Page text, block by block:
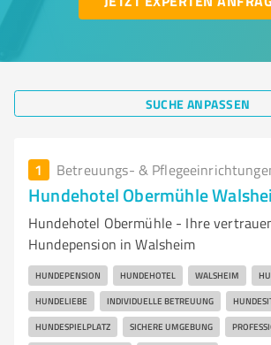
SUCHE ANPASSEN
1 Betreuungs- &
Hundehotel Obermühle
Hundehotel Obermühle - Ihre
Hundepension in Walsheim
HUNDEPENSION HUNDEHOTEL WALSHEIM
HUNDELIEBE INDIVIDUELLE BETREUUNG
HUNDESPIELPLATZ SICHERE UMGEBUNG